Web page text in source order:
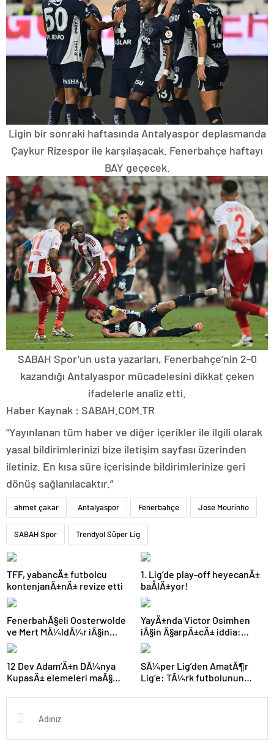
Ligin bir sonraki haftasında Antalyaspor deplasmanda
Çaykur Rizespor ile karşılaşacak. Fenerbahçe haftayı
BAY geçecek.
SABAH Spor’un usta yazarları, Fenerbahçe’nin 2-0
kazandığı Antalyaspor mücadelesini dikkat çeken
ifadelerle analiz etti.
Haber Kaynak : SABAH.COM.TR
“Yayınlanan tüm haber ve diğer içerikler ile ilgili olarak
yasal bildirimlerinizi bize iletişim sayfası üzerinden
iletiniz. En kısa süre içerisinde bildirimlerinize geri
dönüş sağlanılacaktır.”
ahmet çakar Antalyaspor Fenerbahçe Jose Mourinho
SABAH Spor Trendyol Süper Lig
TFF, yabancÄ± futbolcu
kontenjanÄ±nÄ± revize etti
1. Lig’de play-off heyecanÄ±
baÅlÄ±yor!
FenerbahÃ§eli Oosterwolde
ve Mert MÃ¼ldÃ¼r iÃ§in
olaylÄ± derbi davasÄ±nda
zorla getirme kararÄ±
YayÄ±nda Victor Osimhen
iÃ§in Ã§arpÄ±cÄ± iddia:
“Futbol tarihinin en
bÃ¼yÃ¼k Åoku olur!”
12 Dev Adam’Ä±n DÃ¼nya
KupasÄ± elemeleri maÃ§
SÃ¼per Lig’den AmatÃ¶r
Lig’e: TÃ¼rk futbolunun
gÃ¶rdÃ¼